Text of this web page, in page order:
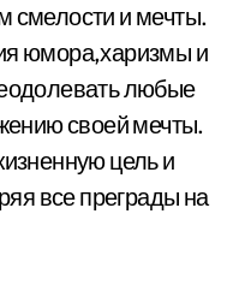
смелости и мечты.
юмора,харизмы и
любые
своей мечты.
цель и
все преграды на